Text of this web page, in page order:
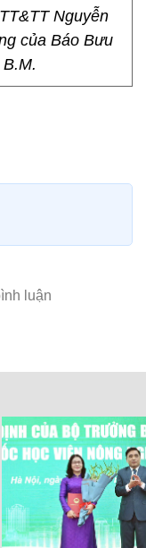
Nguyễn
của Báo Bưu